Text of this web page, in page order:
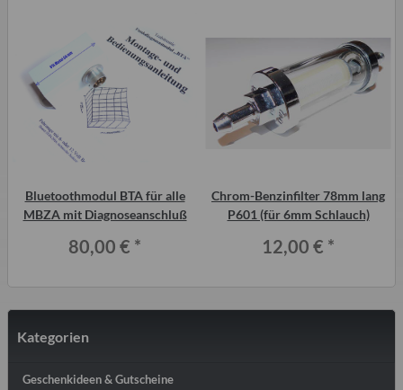
Bluetoothmodul BTA für alle
MBZA mit Diagnoseanschluß
80,00 € *
Chrom-Benzinfilter 78mm lang
P601 (für 6mm Schlauch)
12,00 € *
Kategorien
Geschenkideen & Gutscheine